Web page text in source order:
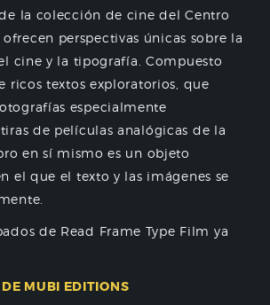
la colección de cine del Centro
perspectivas únicas sobre la
cine y la tipografía. Compuesto
ricos textos exploratorios, que
especialmente
de películas analógicas de la
en sí mismo es un objeto
el que el texto y las imágenes se
de Read Frame Type Film ya
MUBI EDITIONS